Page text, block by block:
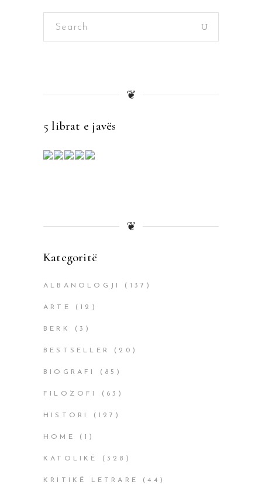
Search
❦
5 librat e javës
❦
Kategoritë
ALBANOLOGJI (137)
ARTE (12)
BERK (3)
BESTSELLER (20)
BIOGRAFI (85)
FILOZOFI (63)
HISTORI (127)
HOME (1)
KATOLIKË (328)
KRITIKË LETRARE (44)